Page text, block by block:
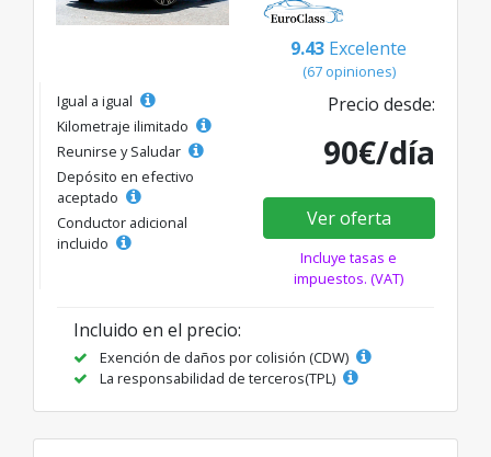
9.43 Excelente
(67 opiniones)
Igual a igual
Kilometraje ilimitado
Reunirse y Saludar
Depósito en efectivo
aceptado
Conductor adicional
incluido
Precio desde:
90€/día
Ver oferta
Incluye tasas e
impuestos. (VAT)
Incluido en el precio:
Exención de daños por colisión (CDW)
La responsabilidad de terceros(TPL)